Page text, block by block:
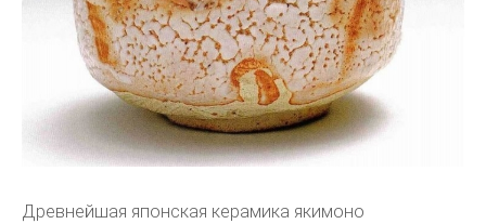
Древнейшая японская керамика якимоно